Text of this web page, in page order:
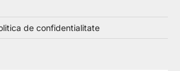
de confidentialitate